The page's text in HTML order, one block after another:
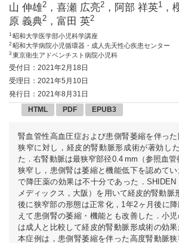
山 伸雄2 ，喜瀬 広亮2 ，阿部 祥英1 ，
原 義典2 ，富田 英2
1 昭和大学医学部小児科学講座
2 昭和大学病院小児循環器・成人先天性心疾患センター
3 東京衛生アドベンチスト病院小児科
受付日：2021年2月18日
受理日：2021年5月10日
発行日：2021年8月31日
HTML
PDF EPUB3
腎血管性高血圧症および患側腎萎縮を伴っ
狭窄に対し，経皮的腎動脈形成術が著効し
た．右腎動脈は最狭窄部径0.4 mm（参照血
狭窄し，患側腎は萎縮と機能低下を認めて
で降圧薬の効果は不十分であった．SHIDEN
メディックス，大阪）を用いて経皮的腎動脈
後に狭窄部の形態は正常化，1年2ヶ月後に
えて患側腎の萎縮・機能とも改善した．小
は成人と比較して経皮的腎動脈形成術の効果
本症例は，患側腎萎縮を伴った高度腎動脈